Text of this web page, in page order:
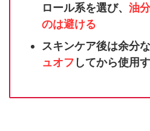
ロール系を選び、 油
のは避ける
スキンケア後は余分
ュオフ してから使用